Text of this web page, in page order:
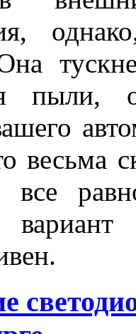
пыли,
весьма
все